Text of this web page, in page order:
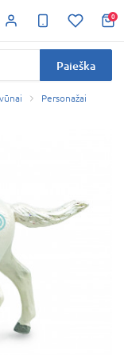
0
Paieška
Personažai